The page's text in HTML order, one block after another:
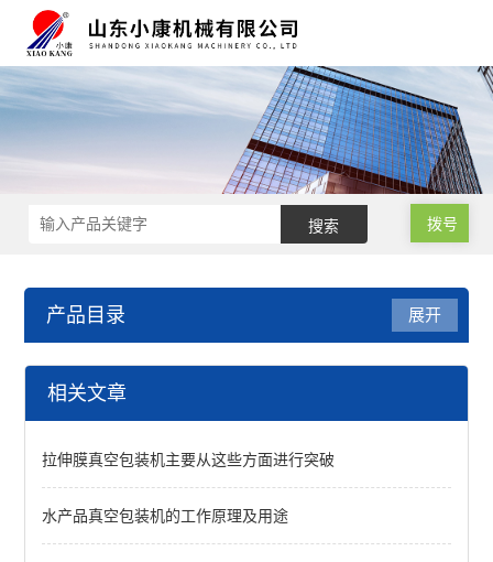
拨号
产品目录
拉伸膜真空包装机
全自动连续拉伸膜真空包装机
展开
相关文章
拉伸膜真空包装机主要从这些方面进行突破
水产品真空包装机的工作原理及用途